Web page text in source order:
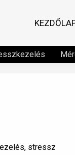
stressz